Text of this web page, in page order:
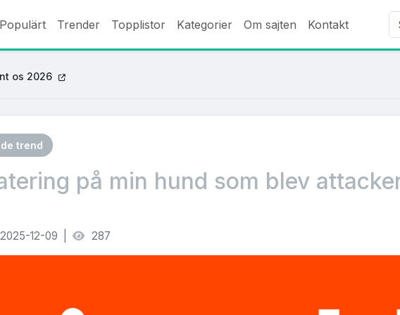
Populärt Trender Topplistor Kategorier Om sajten Kontakt
os 2026
trend
på min hund som blev
2025-12-09 | 287